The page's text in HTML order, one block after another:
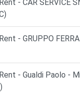
- CAR SERVICE
- GRUPPO
- Gualdi Paolo -